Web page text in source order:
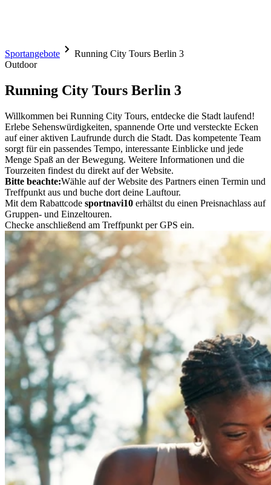
Sportangebote
Running City Tours Berlin 3
Outdoor
Running City Tours Berlin 3
Willkommen bei Running City Tours, entdecke die Stadt laufend!
Erlebe Sehenswürdigkeiten, spannende Orte und versteckte Ecken
auf einer aktiven Laufrunde durch die Stadt. Das kompetente Team
sorgt für ein passendes Tempo, interessante Einblicke und jede
Menge Spaß an der Bewegung. Weitere Informationen und die
Tourzeiten findest du direkt auf der Website.
Bitte beachte:Wähle auf der Website des Partners einen Termin und
Treffpunkt aus und buche dort deine Lauftour.
Mit dem Rabattcode sportnavi10 erhältst du einen Preisnachlass auf
Gruppen- und Einzeltouren.
Checke anschließend am Treffpunkt per GPS ein.